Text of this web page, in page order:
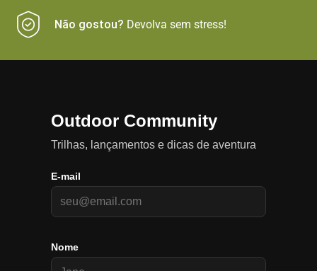
Não gostou? Devolva sem stress!